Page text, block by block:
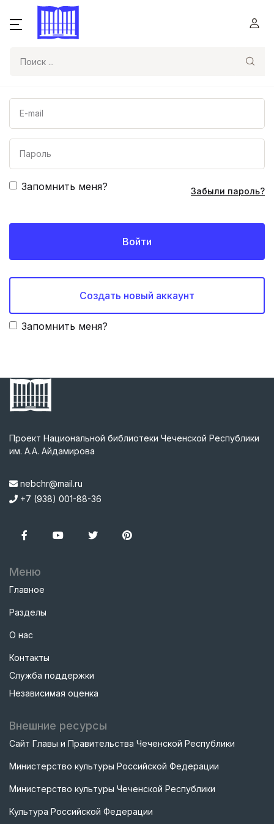
Запомнить меня? Забыли пароль?
Войти
Создать новый аккаунт
Запомнить меня?
Проект Национальной библиотеки Чеченской Республики
им. А.А. Айдамирова
nebchr@mail.ru
+7 (938) 001-88-36
Меню
Главное
Разделы
О нас
Контакты
Служба поддержки
Независимая оценка
Внешние ресурсы
Сайт Главы и Правительства Чеченской Республики
Министерство культуры Российской Федерации
Министерство культуры Чеченской Республики
Культура Российской Федерации